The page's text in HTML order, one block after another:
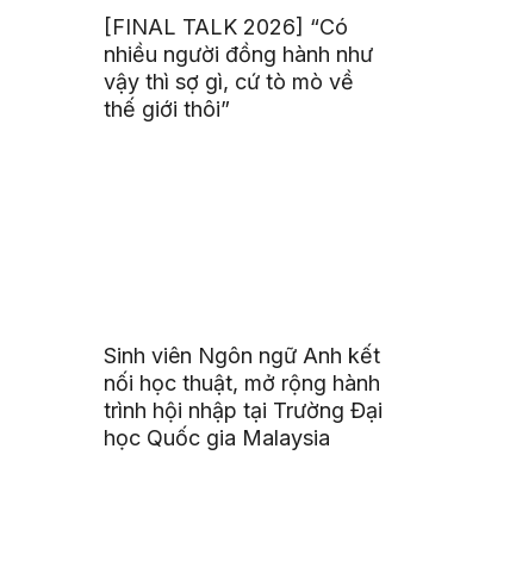
[FINAL TALK 2026] “Có
nhiều người đồng hành như
vậy thì sợ gì, cứ tò mò về
thế giới thôi”
Sinh viên Ngôn ngữ Anh kết
nối học thuật, mở rộng hành
trình hội nhập tại Trường Đại
học Quốc gia Malaysia